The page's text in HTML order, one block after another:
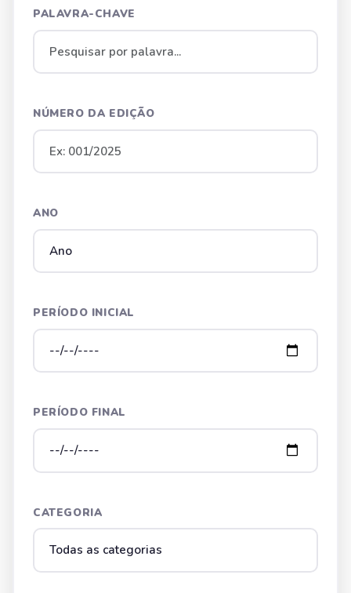
PALAVRA-CHAVE
NÚMERO DA EDIÇÃO
ANO
PERÍODO INICIAL
PERÍODO FINAL
CATEGORIA